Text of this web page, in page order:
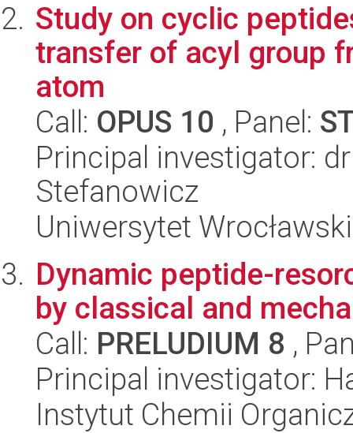
Study on cyclic
transfer of acyl group
atom
Call: OPUS 10 , Panel:
Principal investigator:
Stefanowicz
Uniwersytet
Dynamic peptide-
by classical and
Call: PRELUDIUM 8 ,
Principal investigator:
Instytut Chemii